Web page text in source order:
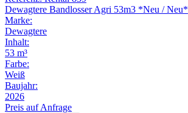
Dewagtere Bandlosser Agri 53m3 *Neu / Neu*
Marke:
Dewagtere
Inhalt:
53 m³
Farbe:
Weiß
Baujahr:
2026
Preis auf Anfrage